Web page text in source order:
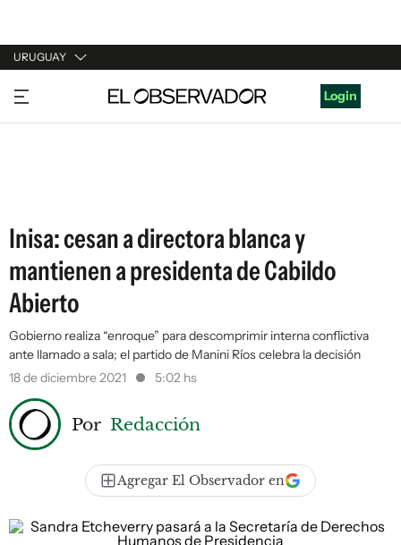
URUGUAY
URUGUAY
ARGENTINA
Login
Inisa: cesan a directora blanca y
mantienen a presidenta de Cabildo
Abierto
Gobierno realiza “enroque” para descomprimir interna conflictiva
ante llamado a sala; el partido de Manini Ríos celebra la decisión
18 de diciembre 2021
5:02 hs
Por Redacción
Agregar El Observador en